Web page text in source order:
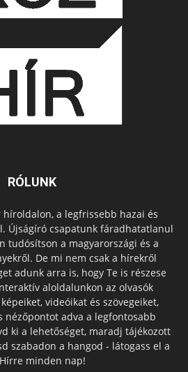
RÓLUNK
híroldalon, a legfrissebb hazai és
Újságíró csapatunk fáradhatatlanul
tudósítson a magyarországi és a
De mi nem csak a hírekről
adunk arra is, hogy Te is részese
aloldalunkon az olvasók
videóikat és szövegeiket,
nézőpontot adva a legfontosabb
ki a lehetőséget, maradj tájékozott
szabadon a hangod - látogass el a
minden nap!